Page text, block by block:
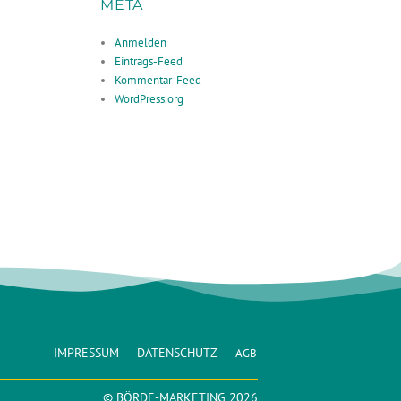
META
Anmelden
Eintrags-Feed
Kommentar-Feed
WordPress.org
IMPRESSUM DATENSCHUTZ AGB
© BÖRDE-MARKETING 2026